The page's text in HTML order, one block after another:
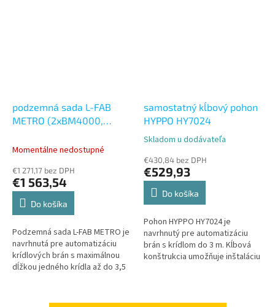
podzemná sada L-FAB
METRO (2xBM4000,
1xOXIBD, 2xBF,
Momentálne nedostupné
€1 271,17 bez DPH
€1 563,54
Do košíka
Podzemná sada L-FAB METRO je
navrhnutá pre automatizáciu
krídlových brán s maximálnou
dĺžkou jedného krídla až do 3,5
samostatný kĺbový pohon
HYPPO HY7024
Priemerné
produktu
je
5,0
hviezdičiek.
Skladom u dodávateľa
€430,84 bez DPH
€529,93
Do košíka
Pohon HYPPO HY7024 je
navrhnutý pre automatizáciu
brán s krídlom do 3 m. Kĺbová
konštrukcia umožňuje inštaláciu